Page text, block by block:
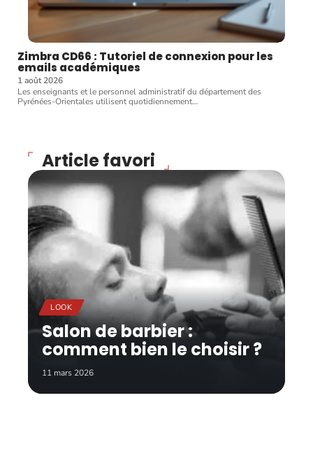
Zimbra CD66 : Tutoriel de connexion pour les
emails académiques
1 août 2026
Les enseignants et le personnel administratif du département des
Pyrénées-Orientales utilisent quotidiennement…
Article favori
LOOK
Salon de barbier :
comment bien le choisir ?
11 mars 2026